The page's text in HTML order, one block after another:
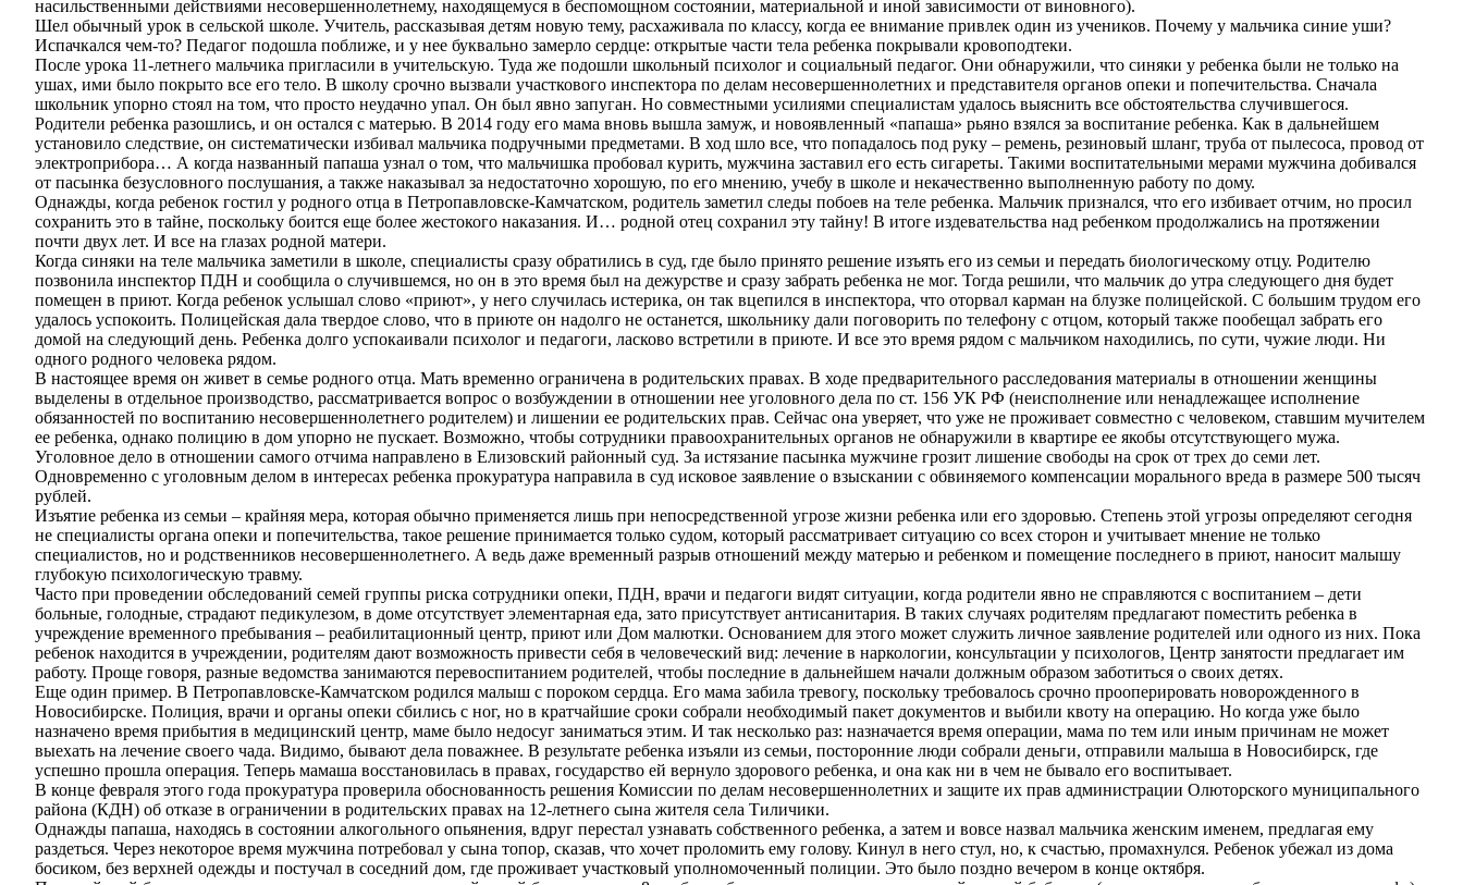
насильственными действиями несовершеннолетнему, находящемуся в беспомощном состоянии, материальной и иной зависимости от виновного).
Шел обычный урок в сельской школе. Учитель, рассказывая детям новую тему, расхаживала по классу, когда ее внимание привлек один из учеников. Почему у мальчика синие уши?
Испачкался чем-то? Педагог подошла поближе, и у нее буквально замерло сердце: открытые части тела ребенка покрывали кровоподтеки.
После урока 11-летнего мальчика пригласили в учительскую. Туда же подошли школьный психолог и социальный педагог. Они обнаружили, что синяки у ребенка были не только на
ушах, ими было покрыто все его тело. В школу срочно вызвали участкового инспектора по делам несовершеннолетних и представителя органов опеки и попечительства. Сначала
школьник упорно стоял на том, что просто неудачно упал. Он был явно запуган. Но совместными усилиями специалистам удалось выяснить все обстоятельства случившегося.
Родители ребенка разошлись, и он остался с матерью. В 2014 году его мама вновь вышла замуж, и новоявленный «папаша» рьяно взялся за воспитание ребенка. Как в дальнейшем
установило следствие, он систематически избивал мальчика подручными предметами. В ход шло все, что попадалось под руку – ремень, резиновый шланг, труба от пылесоса, провод от
электроприбора… А когда названный папаша узнал о том, что мальчишка пробовал курить, мужчина заставил его есть сигареты. Такими воспитательными мерами мужчина добивался
от пасынка безусловного послушания, а также наказывал за недостаточно хорошую, по его мнению, учебу в школе и некачественно выполненную работу по дому.
Однажды, когда ребенок гостил у родного отца в Петропавловске-Камчатском, родитель заметил следы побоев на теле ребенка. Мальчик признался, что его избивает отчим, но просил
сохранить это в тайне, поскольку боится еще более жестокого наказания. И… родной отец сохранил эту тайну! В итоге издевательства над ребенком продолжались на протяжении
почти двух лет. И все на глазах родной матери.
Когда синяки на теле мальчика заметили в школе, специалисты сразу обратились в суд, где было принято решение изъять его из семьи и передать биологическому отцу. Родителю
позвонила инспектор ПДН и сообщила о случившемся, но он в это время был на дежурстве и сразу забрать ребенка не мог. Тогда решили, что мальчик до утра следующего дня будет
помещен в приют. Когда ребенок услышал слово «приют», у него случилась истерика, он так вцепился в инспектора, что оторвал карман на блузке полицейской. С большим трудом его
удалось успокоить. Полицейская дала твердое слово, что в приюте он надолго не останется, школьнику дали поговорить по телефону с отцом, который также пообещал забрать его
домой на следующий день. Ребенка долго успокаивали психолог и педагоги, ласково встретили в приюте. И все это время рядом с мальчиком находились, по сути, чужие люди. Ни
одного родного человека рядом.
В настоящее время он живет в семье родного отца. Мать временно ограничена в родительских правах. В ходе предварительного расследования материалы в отношении женщины
выделены в отдельное производство, рассматривается вопрос о возбуждении в отношении нее уголовного дела по ст. 156 УК РФ (неисполнение или ненадлежащее исполнение
обязанностей по воспитанию несовершеннолетнего родителем) и лишении ее родительских прав. Сейчас она уверяет, что уже не проживает совместно с человеком, ставшим мучителем
ее ребенка, однако полицию в дом упорно не пускает. Возможно, чтобы сотрудники правоохранительных органов не обнаружили в квартире ее якобы отсутствующего мужа.
Уголовное дело в отношении самого отчима направлено в Елизовский районный суд. За истязание пасынка мужчине грозит лишение свободы на срок от трех до семи лет.
Одновременно с уголовным делом в интересах ребенка прокуратура направила в суд исковое заявление о взыскании с обвиняемого компенсации морального вреда в размере 500 тысяч
рублей.
Изъятие ребенка из семьи – крайняя мера, которая обычно применяется лишь при непосредственной угрозе жизни ребенка или его здоровью. Степень этой угрозы определяют сегодня
не специалисты органа опеки и попечительства, такое решение принимается только судом, который рассматривает ситуацию со всех сторон и учитывает мнение не только
специалистов, но и родственников несовершеннолетнего. А ведь даже временный разрыв отношений между матерью и ребенком и помещение последнего в приют, наносит малышу
глубокую психологическую травму.
Часто при проведении обследований семей группы риска сотрудники опеки, ПДН, врачи и педагоги видят ситуации, когда родители явно не справляются с воспитанием – дети
больные, голодные, страдают педикулезом, в доме отсутствует элементарная еда, зато присутствует антисанитария. В таких случаях родителям предлагают поместить ребенка в
учреждение временного пребывания – реабилитационный центр, приют или Дом малютки. Основанием для этого может служить личное заявление родителей или одного из них. Пока
ребенок находится в учреждении, родителям дают возможность привести себя в человеческий вид: лечение в наркологии, консультации у психологов, Центр занятости предлагает им
работу. Проще говоря, разные ведомства занимаются перевоспитанием родителей, чтобы последние в дальнейшем начали должным образом заботиться о своих детях.
Еще один пример. В Петропавловске-Камчатском родился малыш с пороком сердца. Его мама забила тревогу, поскольку требовалось срочно прооперировать новорожденного в
Новосибирске. Полиция, врачи и органы опеки сбились с ног, но в кратчайшие сроки собрали необходимый пакет документов и выбили квоту на операцию. Но когда уже было
назначено время прибытия в медицинский центр, маме было недосуг заниматься этим. И так несколько раз: назначается время операции, мама по тем или иным причинам не может
выехать на лечение своего чада. Видимо, бывают дела поважнее. В результате ребенка изъяли из семьи, посторонние люди собрали деньги, отправили малыша в Новосибирск, где
успешно прошла операция. Теперь мамаша восстановилась в правах, государство ей вернуло здорового ребенка, и она как ни в чем не бывало его воспитывает.
В конце февраля этого года прокуратура проверила обоснованность решения Комиссии по делам несовершеннолетних и защите их прав администрации Олюторского муниципального
района (КДН) об отказе в ограничении в родительских правах на 12-летнего сына жителя села Тиличики.
Однажды папаша, находясь в состоянии алкогольного опьянения, вдруг перестал узнавать собственного ребенка, а затем и вовсе назвал мальчика женским именем, предлагая ему
раздеться. Через некоторое время мужчина потребовал у сына топор, сказав, что хочет проломить ему голову. Кинул в него стул, но, к счастью, промахнулся. Ребенок убежал из дома
босиком, без верхней одежды и постучал в соседний дом, где проживает участковый уполномоченный полиции. Это было поздно вечером в конце октября.